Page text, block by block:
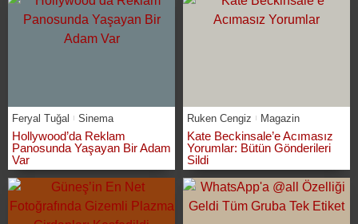
Feryal Tuğal Sinema
Hollywood’da Reklam
Panosunda Yaşayan Bir Adam
Var
Ruken Cengiz Magazin
Kate Beckinsale’e Acımasız
Yorumlar: Bütün Gönderileri
Sildi